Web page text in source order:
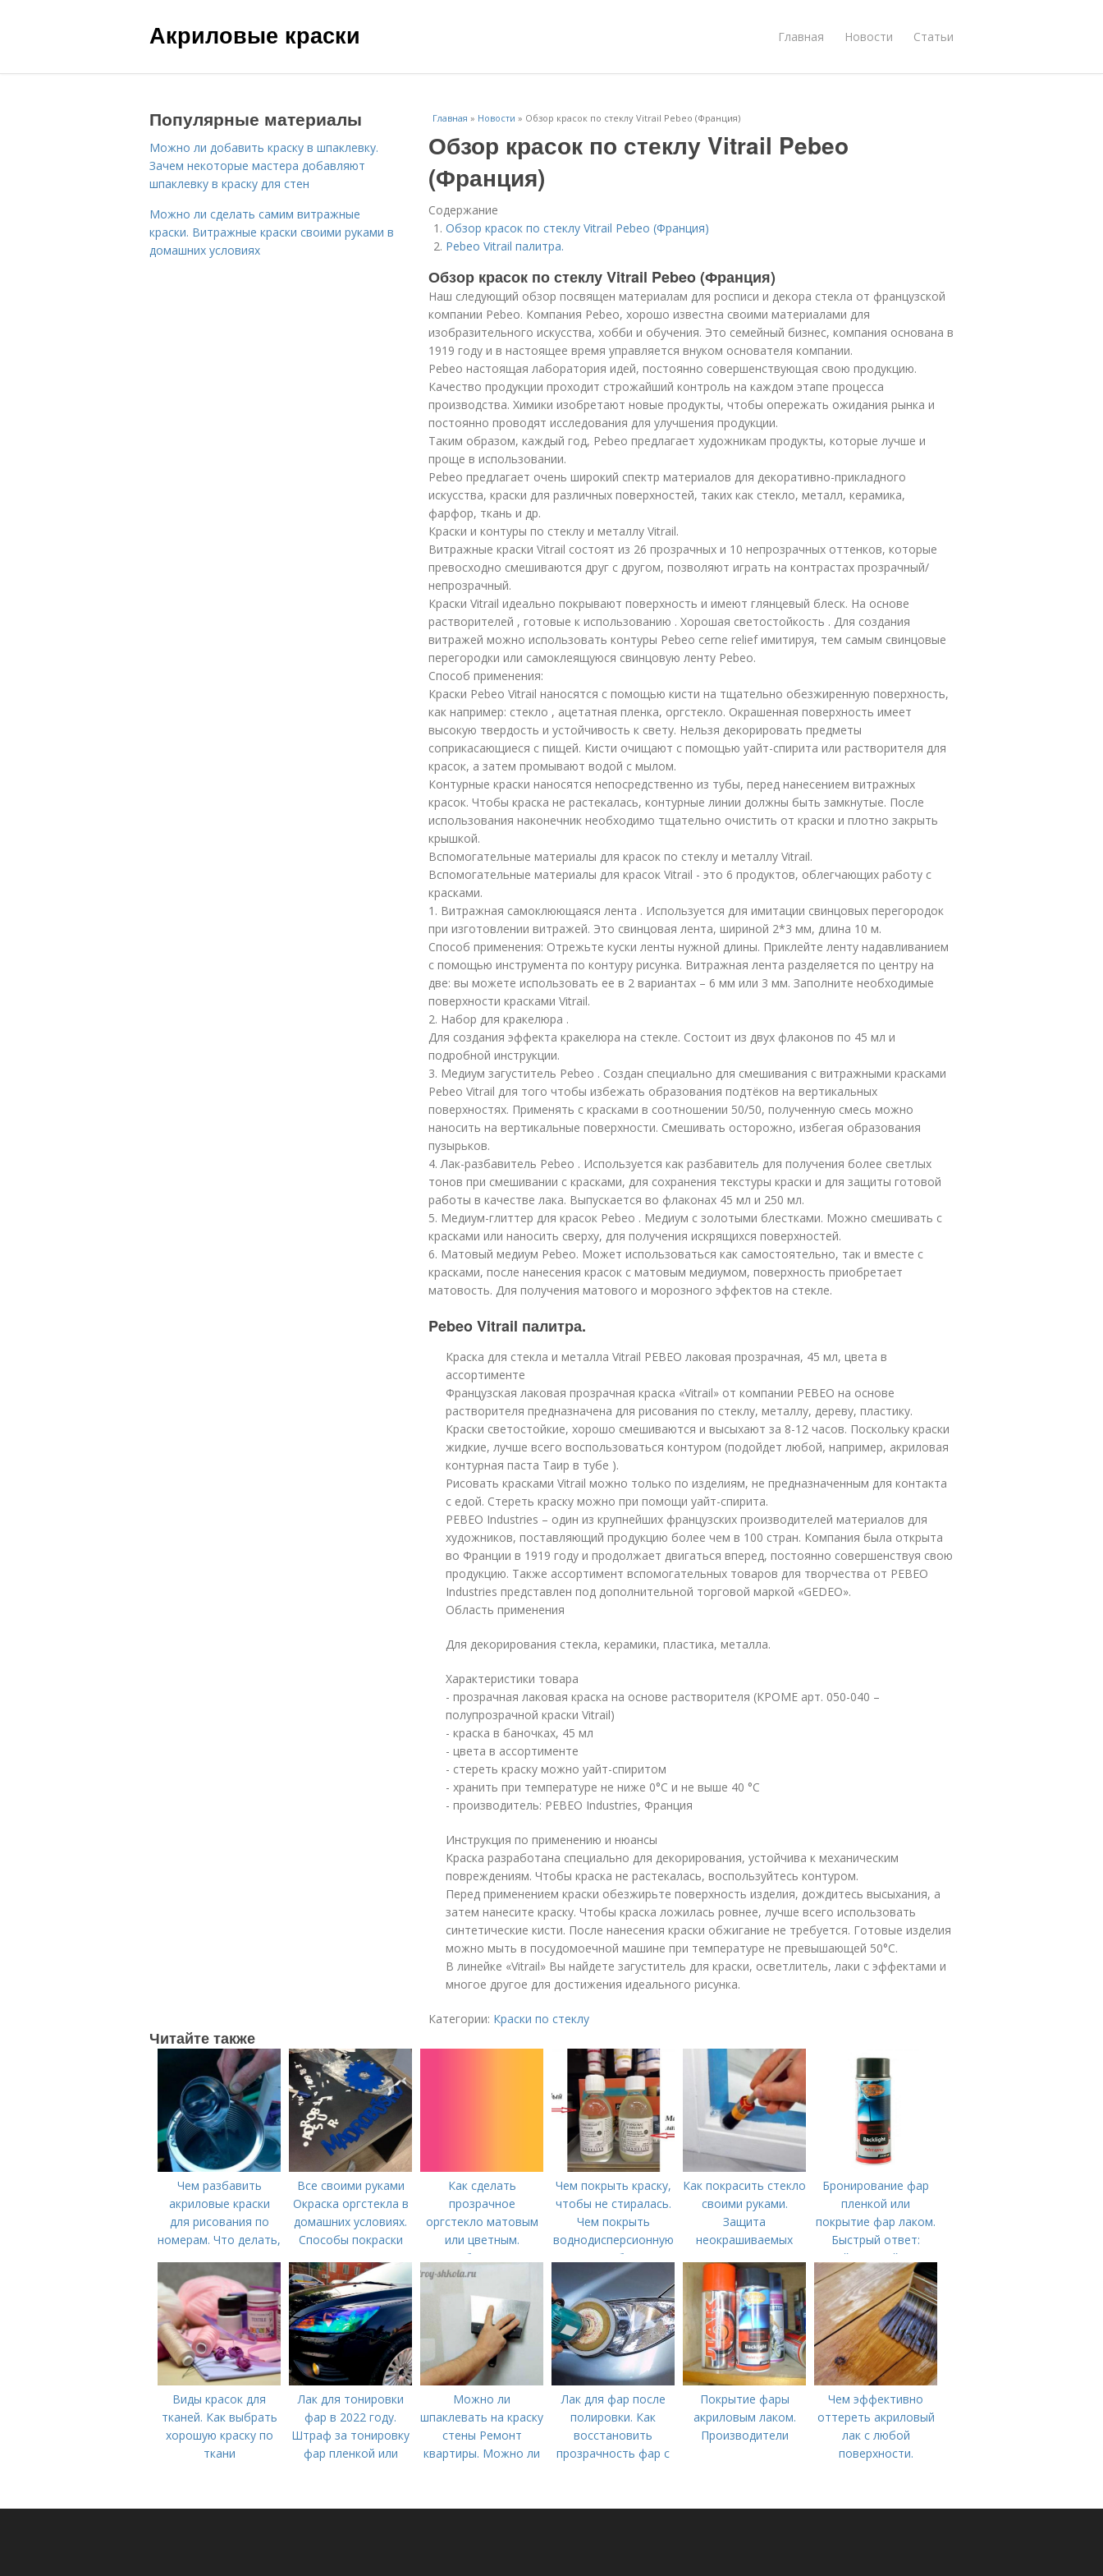
Акриловые краски Главная Новости Статьи
Главная » Новости » Обзор красок по стеклу Vitrail Pebeo (Франция)
Обзор красок по стеклу Vitrail Pebeo
(Франция)
Содержание
Обзор красок по стеклу Vitrail Pebeo (Франция)
Pebeo Vitrail палитра.
Обзор красок по стеклу Vitrail Pebeo (Франция)
Наш следующий обзор посвящен материалам для росписи и декора стекла от французской
компании Pebeo. Компания Pebeo, хорошо известна своими материалами для
изобразительного искусства, хобби и обучения. Это семейный бизнес, компания основана в
1919 году и в настоящее время управляется внуком основателя компании.
Pebeo настоящая лаборатория идей, постоянно совершенствующая свою продукцию.
Качество продукции проходит строжайший контроль на каждом этапе процесса
производства. Химики изобретают новые продукты, чтобы опережать ожидания рынка и
постоянно проводят исследования для улучшения продукции.
Таким образом, каждый год, Pebeo предлагает художникам продукты, которые лучше и
проще в использовании.
Pebeo предлагает очень широкий спектр материалов для декоративно-прикладного
искусства, краски для различных поверхностей, таких как стекло, металл, керамика,
фарфор, ткань и др.
Краски и контуры по стеклу и металлу Vitrail.
Витражные краски Vitrail состоят из 26 прозрачных и 10 непрозрачных оттенков, которые
превосходно смешиваются друг с другом, позволяют играть на контрастах прозрачный/
непрозрачный.
Краски Vitrail идеально покрывают поверхность и имеют глянцевый блеск. На основе
растворителей , готовые к использованию . Хорошая светостойкость . Для создания
витражей можно использовать контуры Pebeo cerne relief имитируя, тем самым свинцовые
перегородки или самоклеящуюся свинцовую ленту Pebeo.
Способ применения:
Краски Pebeo Vitrail наносятся с помощью кисти на тщательно обезжиренную поверхность,
как например: стекло , ацетатная пленка, оргстекло. Окрашенная поверхность имеет
высокую твердость и устойчивость к свету. Нельзя декорировать предметы
соприкасающиеся с пищей. Кисти очищают с помощью уайт-спирита или растворителя для
красок, а затем промывают водой с мылом.
Контурные краски наносятся непосредственно из тубы, перед нанесением витражных
красок. Чтобы краска не растекалась, контурные линии должны быть замкнутые. После
использования наконечник необходимо тщательно очистить от краски и плотно закрыть
крышкой.
Вспомогательные материалы для красок по стеклу и металлу Vitrail.
Вспомогательные материалы для красок Vitrail - это 6 продуктов, облегчающих работу с
красками.
1. Витражная самоклюющаяся лента . Используется для имитации свинцовых перегородок
при изготовлении витражей. Это свинцовая лента, шириной 2*3 мм, длина 10 м.
Способ применения: Отрежьте куски ленты нужной длины. Приклейте ленту надавливанием
с помощью инструмента по контуру рисунка. Витражная лента разделяется по центру на
две: вы можете использовать ее в 2 вариантах – 6 мм или 3 мм. Заполните необходимые
поверхности красками Vitrail.
2. Набор для кракелюра .
Для создания эффекта кракелюра на стекле. Состоит из двух флаконов по 45 мл и
подробной инструкции.
3. Медиум загуститель Pebeo . Создан специально для смешивания с витражными красками
Pebeo Vitrail для того чтобы избежать образования подтёков на вертикальных
поверхностях. Применять с красками в соотношении 50/50, полученную смесь можно
наносить на вертикальные поверхности. Смешивать осторожно, избегая образования
пузырьков.
4. Лак-разбавитель Pebeo . Используется как разбавитель для получения более светлых
тонов при смешивании с красками, для сохранения текстуры краски и для защиты готовой
работы в качестве лака. Выпускается во флаконах 45 мл и 250 мл.
5. Медиум-глиттер для красок Pebeo . Медиум с золотыми блестками. Можно смешивать с
красками или наносить сверху, для получения искрящихся поверхностей.
6. Матовый медиум Pebeo. Может использоваться как самостоятельно, так и вместе с
красками, после нанесения красок с матовым медиумом, поверхность приобретает
матовость. Для получения матового и морозного эффектов на стекле.
Pebeo Vitrail палитра.
Краска для стекла и металла Vitrail PEBEO лаковая прозрачная, 45 мл, цвета в
ассортименте
Французская лаковая прозрачная краска «Vitrail» от компании PEBEO на основе
растворителя предназначена для рисования по стеклу, металлу, дереву, пластику.
Краски светостойкие, хорошо смешиваются и высыхают за 8-12 часов. Поскольку краски
жидкие, лучше всего воспользоваться контуром (подойдет любой, например, акриловая
контурная паста Таир в тубе ).
Рисовать красками Vitrail можно только по изделиям, не предназначенным для контакта
с едой. Стереть краску можно при помощи уайт-спирита.
PEBEO Industries – один из крупнейших французских производителей материалов для
художников, поставляющий продукцию более чем в 100 стран. Компания была открыта
во Франции в 1919 году и продолжает двигаться вперед, постоянно совершенствуя свою
продукцию. Также ассортимент вспомогательных товаров для творчества от PEBEO
Industries представлен под дополнительной торговой маркой «GEDEO».
Область применения
Для декорирования стекла, керамики, пластика, металла.
Характеристики товара
- прозрачная лаковая краска на основе растворителя (КРОМЕ арт. 050-040 –
полупрозрачной краски Vitrail)
- краска в баночках, 45 мл
- цвета в ассортименте
- стереть краску можно уайт-спиритом
- хранить при температуре не ниже 0°C и не выше 40 °C
- производитель: PEBEO Industries, Франция
Инструкция по применению и нюансы
Краска разработана специально для декорирования, устойчива к механическим
повреждениям. Чтобы краска не растекалась, воспользуйтесь контуром.
Перед применением краски обезжирьте поверхность изделия, дождитесь высыхания, а
затем нанесите краску. Чтобы краска ложилась ровнее, лучше всего использовать
синтетические кисти. После нанесения краски обжигание не требуется. Готовые изделия
можно мыть в посудомоечной машине при температуре не превышающей 50°C.
В линейке «Vitrail» Вы найдете загуститель для краски, осветлитель, лаки с эффектами и
многое другое для достижения идеального рисунка.
Категории: Краски по стеклу
Популярные материалы
Можно ли добавить краску в шпаклевку.
Зачем некоторые мастера добавляют
шпаклевку в краску для стен
Можно ли сделать самим витражные
краски. Витражные краски своими руками в
домашних условиях
Читайте также
Чем разбавить
акриловые краски
для рисования по
номерам. Что делать,
Все своими руками
Окраска оргстекла в
домашних условиях.
Способы покраски
Как сделать
прозрачное
оргстекло матовым
или цветным.
Способы покраски
Чем покрыть краску,
чтобы не стиралась.
Чем покрыть
воднодисперсионную
краску, чтобы она не
пачкалась?
Как покрасить стекло
своими руками.
Защита
неокрашиваемых
Бронирование фар
пленкой или
покрытие фар лаком.
Быстрый ответ:
Какой пленкой лучше
бронировать фары?
Виды красок для
тканей. Как выбрать
хорошую краску по
ткани
Лак для тонировки
фар в 2022 году.
Штраф за тонировку
фар пленкой или
Можно ли
шпаклевать на краску
стены Ремонт
квартиры. Можно ли
рекомендации по
Лак для фар после
полировки. Как
восстановить
прозрачность фар с
Покрытие фары
акриловым лаком.
Производители
Чем эффективно
оттереть акриловый
лак с любой
поверхности.
покрытия